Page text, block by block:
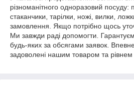
різноманітного одноразовий посуду:
стаканчики, тарілки, ножі, вилки,
замовлення. Якщо потрібно щось
Ми завжди раді допомогти.
будь-яких за обсягами заявок.
задоволені нашим товаром та рівнем